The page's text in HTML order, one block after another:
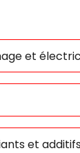
et
et additifs